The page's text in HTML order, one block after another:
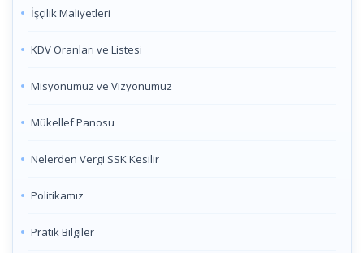
İşçilik Maliyetleri
KDV Oranları ve Listesi
Misyonumuz ve Vizyonumuz
Mükellef Panosu
Nelerden Vergi SSK Kesilir
Politikamız
Pratik Bilgiler